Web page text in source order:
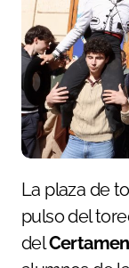
La plaza de
pulso del
del